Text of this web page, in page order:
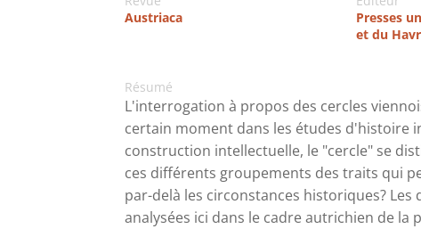
Austriaca
Presses
et du
Résumé
L'interrogation à propos des cercles
certain moment dans les études d'histoire
construction intellectuelle, le "cercle" se
ces différents groupements des traits qui
par-delà les circonstances historiques?
analysées ici dans le cadre autrichien de